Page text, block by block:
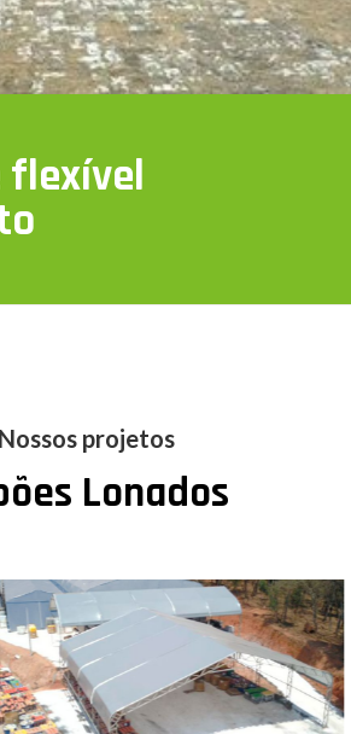
flexível
Nossos projetos
Lonados